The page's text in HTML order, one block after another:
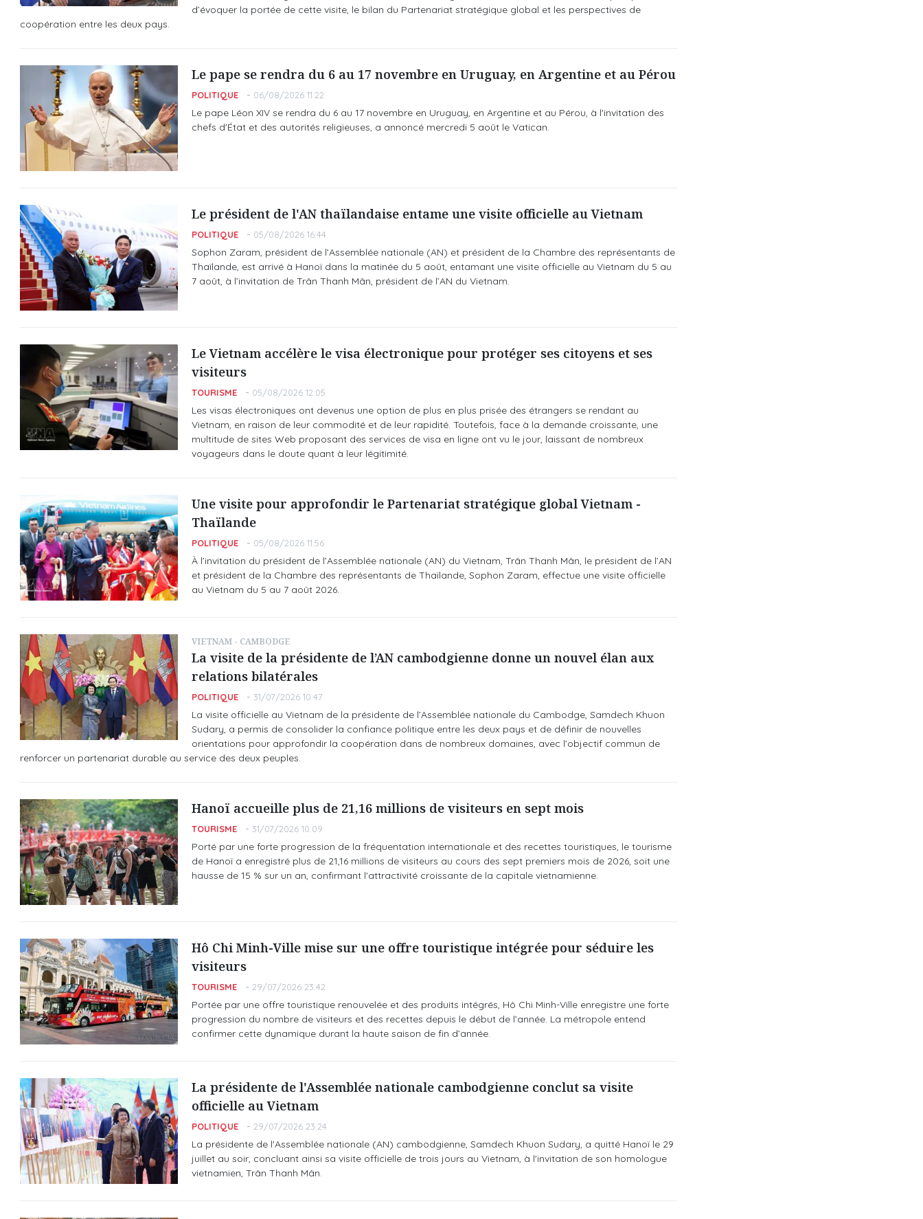
d’évoquer la portée de cette visite, le bilan du Partenariat stratégique global et les perspectives de
coopération entre les deux pays.
Le pape se rendra du 6 au 17 novembre en Uruguay, en Argentine et au Pérou
POLITIQUE 06/08/2026 11:22
Le pape Léon XIV se rendra du 6 au 17 novembre en Uruguay, en Argentine et au Pérou, à l'invitation des
chefs d'État et des autorités religieuses, a annoncé mercredi 5 août le Vatican.
Le président de l'AN thaïlandaise entame une visite officielle au Vietnam
POLITIQUE 05/08/2026 16:44
Sophon Zaram, président de l’Assemblée nationale (AN) et président de la Chambre des représentants de
Thaïlande, est arrivé à Hanoï dans la matinée du 5 août, entamant une visite officielle au Vietnam du 5 au
7 août, à l’invitation de Trân Thanh Mân, président de l’AN du Vietnam.
Le Vietnam accélère le visa électronique pour protéger ses citoyens et ses
visiteurs
TOURISME 05/08/2026 12:05
Les visas électroniques ont devenus une option de plus en plus prisée des étrangers se rendant au
Vietnam, en raison de leur commodité et de leur rapidité. Toutefois, face à la demande croissante, une
multitude de sites Web proposant des services de visa en ligne ont vu le jour, laissant de nombreux
voyageurs dans le doute quant à leur légitimité.
Une visite pour approfondir le Partenariat stratégique global Vietnam -
Thaïlande
POLITIQUE 05/08/2026 11:56
À l’invitation du président de l’Assemblée nationale (AN) du Vietnam, Trân Thanh Mân, le président de l’AN
et président de la Chambre des représentants de Thaïlande, Sophon Zaram, effectue une visite officielle
au Vietnam du 5 au 7 août 2026.
VIETNAM - CAMBODGE
La visite de la présidente de l’AN cambodgienne donne un nouvel élan aux
relations bilatérales
POLITIQUE 31/07/2026 10:47
La visite officielle au Vietnam de la présidente de l’Assemblée nationale du Cambodge, Samdech Khuon
Sudary, a permis de consolider la confiance politique entre les deux pays et de définir de nouvelles
orientations pour approfondir la coopération dans de nombreux domaines, avec l’objectif commun de
renforcer un partenariat durable au service des deux peuples.
Hanoï accueille plus de 21,16 millions de visiteurs en sept mois ​
TOURISME 31/07/2026 10:09
Porté par une forte progression de la fréquentation internationale et des recettes touristiques, le tourisme
de Hanoï a enregistré plus de 21,16 millions de visiteurs au cours des sept premiers mois de 2026, soit une
hausse de 15 % sur un an, confirmant l'attractivité croissante de la capitale vietnamienne.
Hô Chi Minh-Ville mise sur une offre touristique intégrée pour séduire les
visiteurs
TOURISME 29/07/2026 23:42
Portée par une offre touristique renouvelée et des produits intégrés, Hô Chi Minh-Ville enregistre une forte
progression du nombre de visiteurs et des recettes depuis le début de l’année. La métropole entend
confirmer cette dynamique durant la haute saison de fin d’année.
La présidente de l'Assemblée nationale cambodgienne conclut sa visite
officielle au Vietnam
POLITIQUE 29/07/2026 23:24
La présidente de l'Assemblée nationale (AN) cambodgienne, Samdech Khuon Sudary, a quitté Hanoï le 29
juillet au soir, concluant ainsi sa visite officielle de trois jours au Vietnam, à l'invitation de son homologue
vietnamien, Trân Thanh Mân.